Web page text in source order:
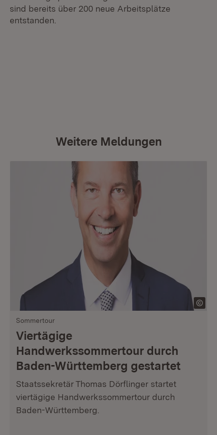
sind bereits über 200 neue Arbeitsplätze
entstanden.
Weitere Meldungen
Sommertour
Viertägige
Handwerkssommertour durch
Baden-Württemberg gestartet
Staatssekretär Thomas Dörflinger startet
viertägige Handwerkssommertour durch
Baden-Württemberg.